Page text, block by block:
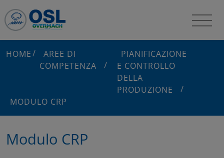
HOME
AREE DI
COMPETENZA
PIANIFICAZIONE
E CONTROLLO
DELLA
PRODUZIONE
MODULO CRP
Modulo CRP